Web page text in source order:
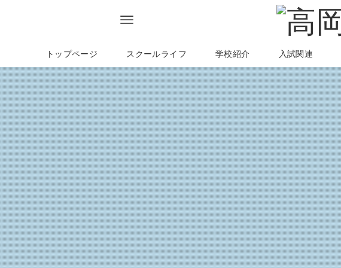
トップページ スクールライフ 学校紹介 入試関連